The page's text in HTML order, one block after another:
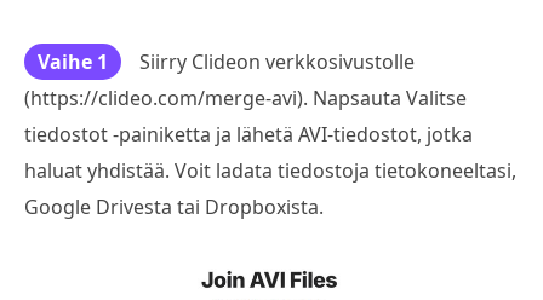
Vaihe 1
Siirry Clideon verkkosivustolle
(https://clideo.com/merge-avi). Napsauta Valitse
tiedostot -painiketta ja lähetä AVI-tiedostot, jotka
haluat yhdistää. Voit ladata tiedostoja tietokoneeltasi,
Google Drivesta tai Dropboxista.